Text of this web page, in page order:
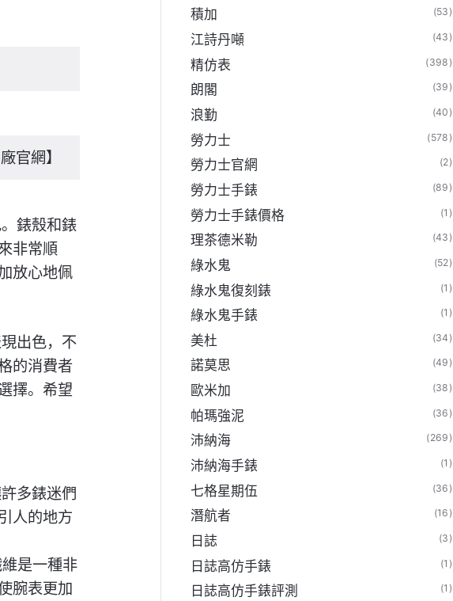
官網】
錶殼和錶
非常順
放心地佩
出色，不
的消費者
擇。希望
多錶迷們
人的地方
是一種非
腕表更加
積加 (53)
江詩丹噸 (43)
精仿表 (398)
朗閣 (39)
浪勤 (40)
勞力士 (578)
勞力士官網 (2)
勞力士手錶 (89)
勞力士手錶價格 (1)
理茶德米勒 (43)
綠水鬼 (52)
綠水鬼復刻錶 (1)
綠水鬼手錶 (1)
美杜 (34)
諾莫思 (49)
歐米加 (38)
帕瑪強泥 (36)
沛納海 (269)
沛納海手錶 (1)
七格星期伍 (36)
潛航者 (16)
日誌 (3)
日誌高仿手錶 (1)
日誌高仿手錶評測 (1)